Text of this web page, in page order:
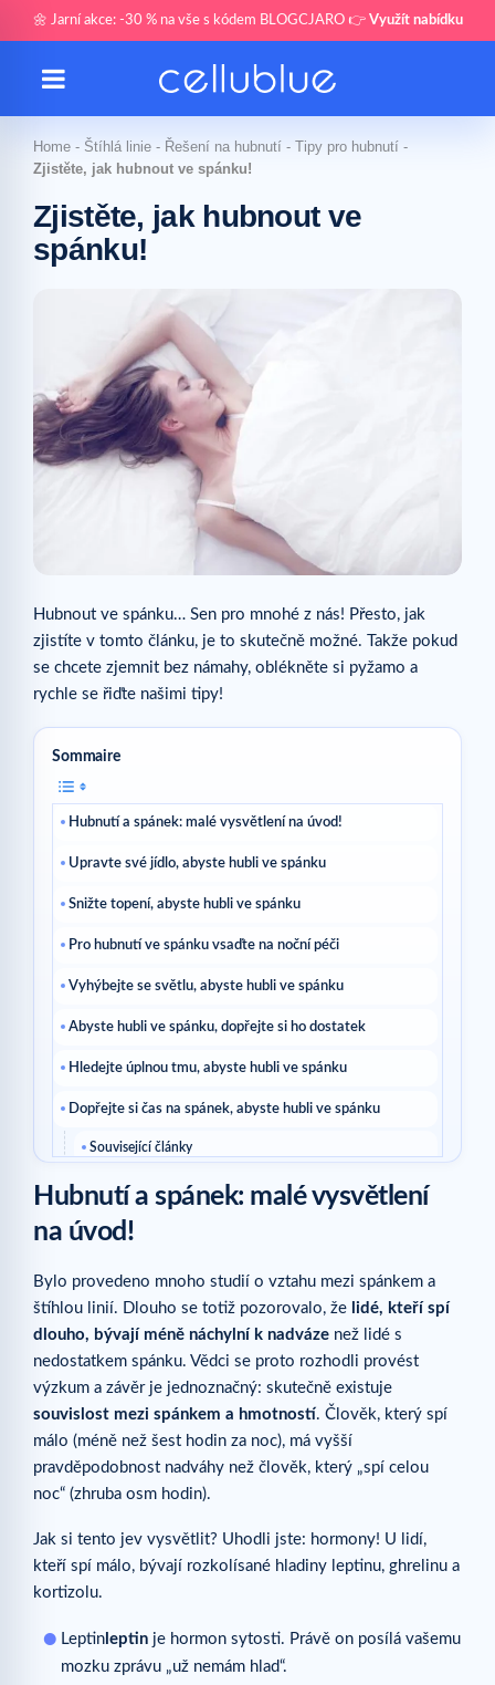
🌼 Jarní akce: -30 % na vše s kódem BLOGCJARO 👉 Využít nabídku
Home - Štíhlá linie - Řešení na hubnutí - Tipy pro hubnutí -
Zjistěte, jak hubnout ve spánku!
Zjistěte, jak hubnout ve
spánku!
Hubnout ve spánku… Sen pro mnohé z nás! Přesto, jak
zjistíte v tomto článku, je to skutečně možné. Takže pokud
se chcete zjemnit bez námahy, oblékněte si pyžamo a
rychle se řiďte našimi tipy!
Sommaire
Hubnutí a spánek: malé vysvětlení na úvod!
Upravte své jídlo, abyste hubli ve spánku
Snižte topení, abyste hubli ve spánku
Pro hubnutí ve spánku vsaďte na noční péči
Vyhýbejte se světlu, abyste hubli ve spánku
Abyste hubli ve spánku, dopřejte si ho dostatek
Hledejte úplnou tmu, abyste hubli ve spánku
Dopřejte si čas na spánek, abyste hubli ve spánku
Související články
Hubnutí a spánek: malé vysvětlení
na úvod!
Bylo provedeno mnoho studií o vztahu mezi spánkem a
štíhlou linií. Dlouho se totiž pozorovalo, že lidé, kteří spí
dlouho, bývají méně náchylní k nadváze než lidé s
nedostatkem spánku. Vědci se proto rozhodli provést
výzkum a závěr je jednoznačný: skutečně existuje
souvislost mezi spánkem a hmotností. Člověk, který spí
málo (méně než šest hodin za noc), má vyšší
pravděpodobnost nadváhy než člověk, který „spí celou
noc“ (zhruba osm hodin).
Jak si tento jev vysvětlit? Uhodli jste: hormony! U lidí,
kteří spí málo, bývají rozkolísané hladiny leptinu, ghrelinu a
kortizolu.
Leptin leptin je hormon sytosti. Právě on posílá vašemu
mozku zprávu „už nemám hlad“.